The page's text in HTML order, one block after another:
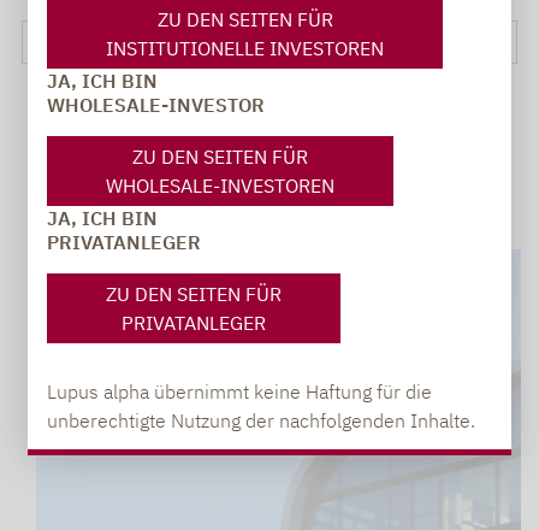
ZU DEN SEITEN FÜR
INSTITUTIONELLE INVESTOREN
JA, ICH BIN
WHOLESALE-INVESTOR
ZU DEN SEITEN FÜR
WHOLESALE-INVESTOREN
JA, ICH BIN
PRIVATANLEGER
ZU DEN SEITEN FÜR
PRIVATANLEGER
Lupus alpha übernimmt keine Haftung für die
unberechtigte Nutzung der nachfolgenden Inhalte.
1 2 3 4 5 6